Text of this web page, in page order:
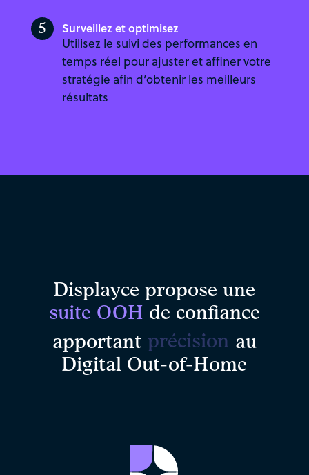
5 Surveillez et optimisez
Utilisez le suivi des performances en
temps réel pour ajuster et affiner votre
stratégie afin d’obtenir les meilleurs
résultats
Displayce propose une
suite OOH de confiance
apportant
impact
au
Digital Out-of-Home